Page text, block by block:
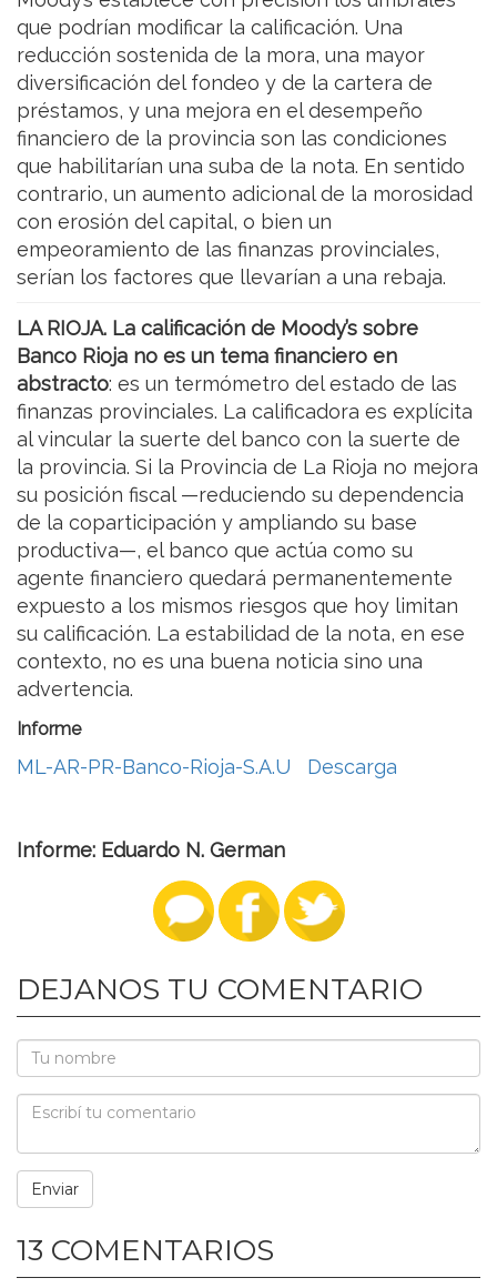
que podrían modificar la calificación. Una
reducción sostenida de la mora, una mayor
diversificación del fondeo y de la cartera de
préstamos, y una mejora en el desempeño
financiero de la provincia son las condiciones
que habilitarían una suba de la nota. En sentido
contrario, un aumento adicional de la morosidad
con erosión del capital, o bien un
empeoramiento de las finanzas provinciales,
serían los factores que llevarían a una rebaja.
LA RIOJA. La calificación de Moody’s sobre
Banco Rioja no es un tema financiero en
abstracto: es un termómetro del estado de las
finanzas provinciales. La calificadora es explícita
al vincular la suerte del banco con la suerte de
la provincia. Si la Provincia de La Rioja no mejora
su posición fiscal —reduciendo su dependencia
de la coparticipación y ampliando su base
productiva—, el banco que actúa como su
agente financiero quedará permanentemente
expuesto a los mismos riesgos que hoy limitan
su calificación. La estabilidad de la nota, en ese
contexto, no es una buena noticia sino una
advertencia.
Informe
ML-AR-PR-Banco-Rioja-S.A.U Descarga
Informe: Eduardo N. German
DEJANOS TU COMENTARIO
13 COMENTARIOS